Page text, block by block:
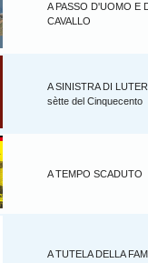
A PASSO D'UOMO E
CAVALLO
A SINISTRA DI
sètte del Cinquecento
A TEMPO SCADUTO
A TUTELA DELLA